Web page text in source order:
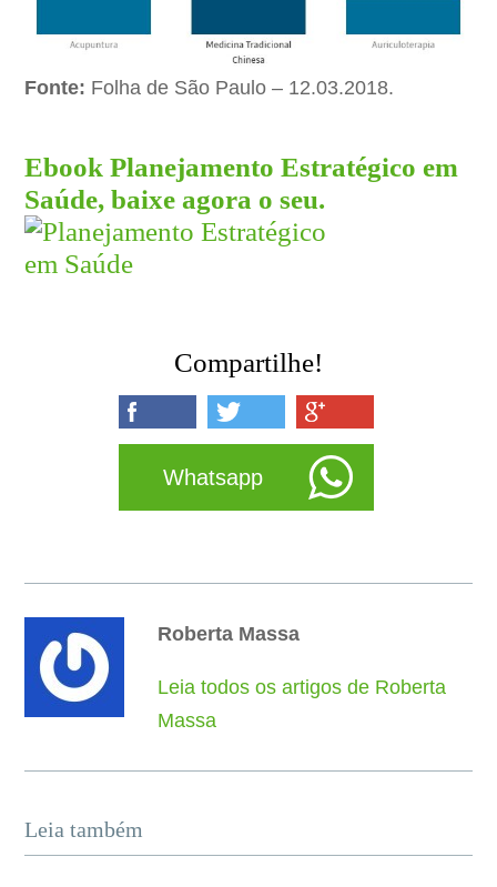
Fonte: Folha de São Paulo – 12.03.2018.
Ebook Planejamento Estratégico em
Saúde, baixe agora o seu.
Compartilhe!
Whatsapp
Roberta Massa
Leia todos os artigos de Roberta
Massa
Leia também